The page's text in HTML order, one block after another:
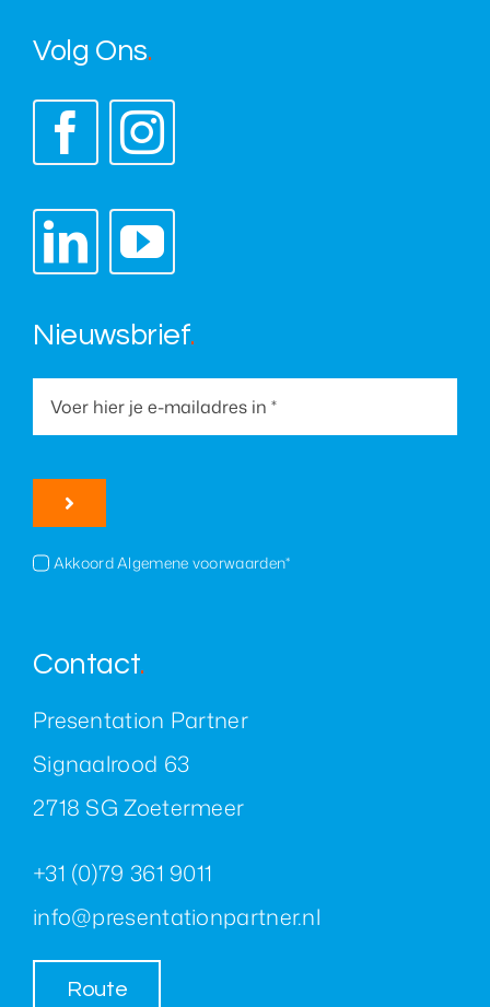
Volg Ons.
Nieuwsbrief.
Akkoord Algemene voorwaarden*
Contact.
Presentation Partner
Signaalrood 63
2718 SG Zoetermeer
+31 (0)79 361 9011
info@presentationpartner.nl
Route